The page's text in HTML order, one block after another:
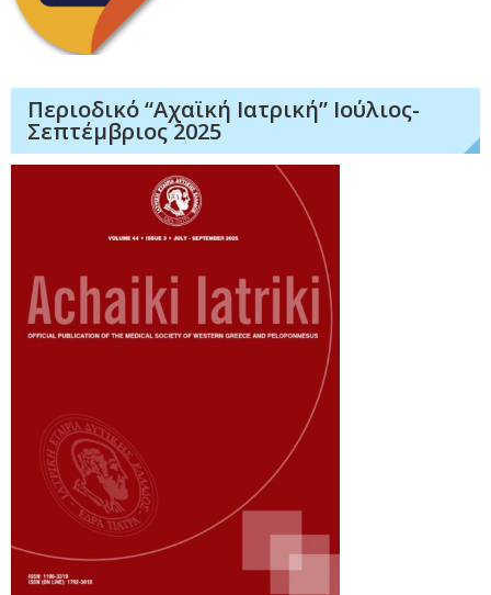
Περιοδικό “Αχαϊκή Ιατρική” Ιούλιος-
Σεπτέμβριος 2025